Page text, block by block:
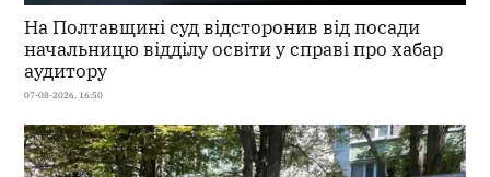
На Полтавщині суд відсторонив від посади
начальницю відділу освіти у справі про хабар
аудитору
07-08-2026, 16:50